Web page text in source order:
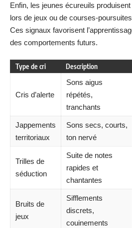
Enfin, les jeunes écureuils
lors de jeux ou de courses-
Ces signaux favorisent
des comportements futurs.
Type de cri Description
Cris d’alerte
Sons aigus
répétés,
tranchants
Jappements
territoriaux
Sons secs, courts,
ton nervé
Trilles de
séduction
Suite de notes
rapides et
chantantes
Bruits de
jeux
Sifflements
discrets,
couinements